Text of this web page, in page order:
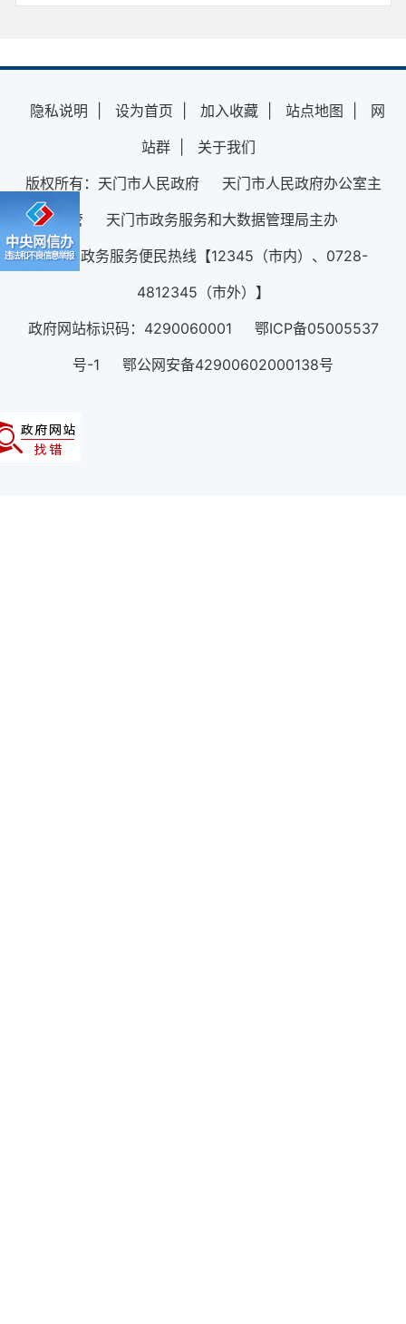
隐私说明 设为首页 加入收藏 站点地图
网
站群
关于我们
版权所有：天门市人民政府 天门市人民政府办公室主
管 天门市政务服务和大数据管理局主办
12345政务服务便民热线【12345（市内）、0728-
4812345（市外）】
政府网站标识码：4290060001 鄂ICP备05005537
号-1 鄂公网安备42900602000138号